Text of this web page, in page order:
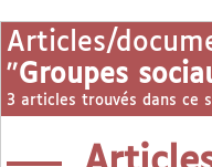
Articles/
"Groupes
3 articles trouvés dans ce